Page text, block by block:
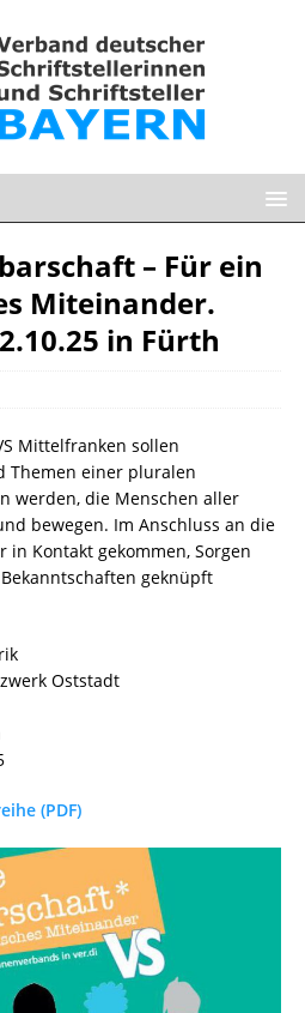
– Für ein
Miteinander.
in Fürth
Mittelfranken sollen
Themen einer pluralen
werden, die Menschen aller
bewegen. Im Anschluss an die
Kontakt gekommen, Sorgen
geknüpft
Oststadt
(PDF)